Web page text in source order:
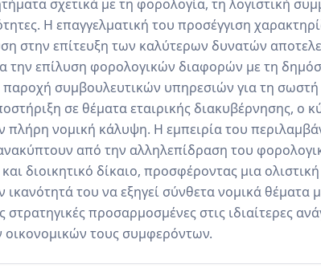
σχετικά με τη φορολογία, τη λογιστική
Η επαγγελματική του προσέγγιση
στην επίτευξη των καλύτερων δυνατών
την επίλυση φορολογικών διαφορών με τη
συμβουλευτικών υπηρεσιών για τη
σε θέματα εταιρικής διακυβέρνησης, ο
νομική κάλυψη. Η εμπειρία του
από την αλληλεπίδραση του
διοικητικό δίκαιο, προσφέροντας μια
ικανότητά του να εξηγεί σύνθετα νομικά θέματα
προσαρμοσμένες στις ιδιαίτερες
τους συμφερόντων.